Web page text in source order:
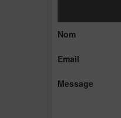
Nom
Email
Message